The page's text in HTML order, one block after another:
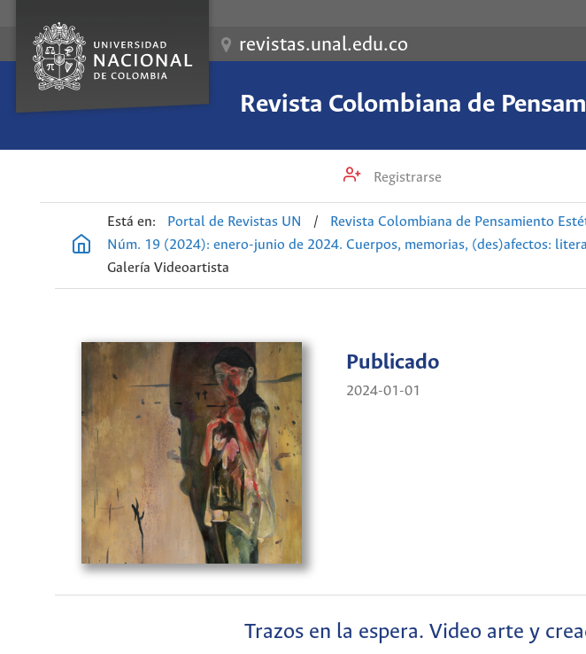
revistas.unal.edu.co
Revista Colombiana de
Registrarse
Está en: Portal de Revistas UN / Revista Colombiana de Pensamiento
Núm. 19 (2024): enero-junio de 2024. Cuerpos, memorias, (des)afectos:
Galería Videoartista
Publicado
2024-01-01
Trazos en la espera. Video arte y